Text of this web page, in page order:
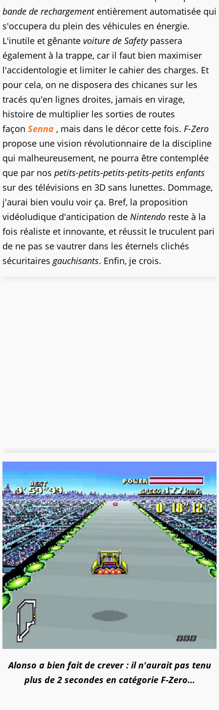
bande de rechargemententièrement automatisée qui
s'occupera du plein des véhicules en énergie.
L'inutile et gênante voiture de Safetypassera
également à la trappe, car il faut bien maximiser
l'accidentologie et limiter le cahier des charges. Et
pour cela, on ne disposera des chicanes sur les
tracés qu'en lignes droites, jamais en virage,
histoire de multiplier les sorties de routes
façon Senna , mais dans le décor cette fois. F-Zero
propose une vision révolutionnaire de la discipline
qui malheureusement, ne pourra être contemplée
que par nos petits-petits-petits-petits-petits enfants
sur des télévisions en 3D sans lunettes. Dommage,
j'aurai bien voulu voir ça. Bref, la proposition
vidéoludique d'anticipation de Nintendo reste à la
fois réaliste et innovante, et réussit le truculent pari
de ne pas se vautrer dans les éternels clichés
sécuritaires gauchisants. Enfin, je crois.
Alonso a bien fait de crever : il n'aurait pas tenu
plus de 2 secondes en catégorie F-Zero...